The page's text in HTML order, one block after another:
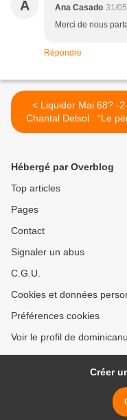
A Ana Casado 31/
Merci de nous
Répondre
< Liquider Mai 68? -2-
Chantal Delsol : “Le
chassé de sa
Hébergé par Overblog
Top articles
Pages
Contact
Signaler un abus
C.G.U.
Cookies et données
Préférences cookies
Voir le profil de
Créer